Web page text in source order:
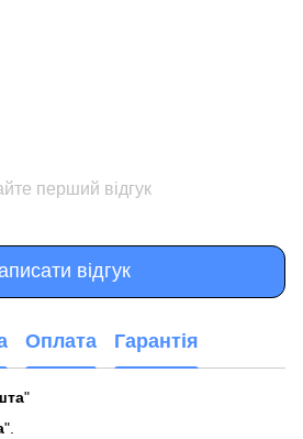
перший відгук
відгук
Оплата Гарантія
"
".